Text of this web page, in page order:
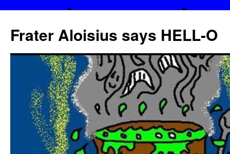
Frater Aloisius says HELL-O